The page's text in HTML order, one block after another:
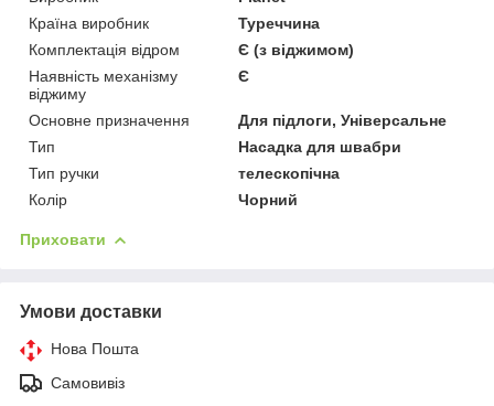
Країна виробник
Туреччина
Комплектація відром
Є (з віджимом)
Наявність механізму
віджиму
Є
Основне призначення
Для підлоги, Універсальне
Тип
Насадка для швабри
Тип ручки
телескопічна
Колір
Чорний
Приховати
Умови доставки
Нова Пошта
Самовивіз